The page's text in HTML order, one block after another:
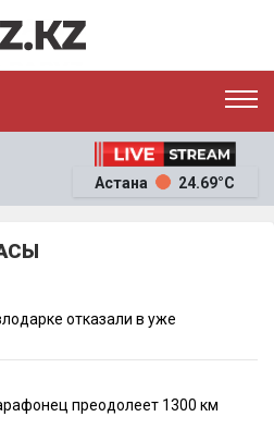
ОҚИҒА
Астана 24.69°C
отказали в уже
преодолеет 1300 км